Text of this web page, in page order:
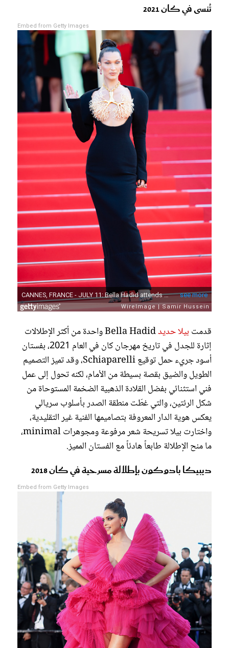
تُنسى في كان 2021
Embed from Getty Images
قدمت بيلا حديد
Bella Hadid واحدة من أكثر الإطلالات
إثارة للجدل في تاريخ مهرجان كان في العام 2021، بفستان
أسود جريء حمل توقيع Schiaparelli، وقد تميز التصميم
الطويل والضيق بقصة بسيطة من الأمام، لكنه تحول إلى عمل
فني استثنائي بفضل القلادة الذهبية الضخمة المستوحاة من
شكل الرئتين، والتي غطّت منطقة الصدر بأسلوب سريالي
يعكس هوية الدار المعروفة بتصاميمها الفنية غير التقليدية،
واختارت بيلا تسريحة شعر مرفوعة ومجوهرات minimal،
ما منح الإطلالة طابعاً هادئاً مع الفستان المميز.
ديبيكا بادوكون بإطلالة مسرحية في كان 2018
Embed from Getty Images